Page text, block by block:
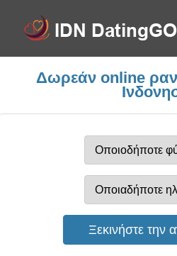
Δωρεάν online